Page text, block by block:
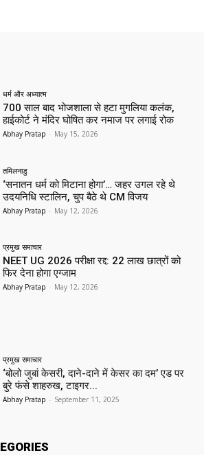
धर्म और अध्यात्म
700 साल बाद भोजशाला से हटा मुगलिया कलंक,
हाईकोर्ट ने मंदिर घोषित कर नमाज पर लगाई रोक
Abhay Pratap - May 15, 2026
तमिलनाडु
‘सनातन धर्म को मिटाना होगा’… जहर उगल रहे थे
उदयनिधि स्टालिन, चुप बैठे थे CM विजय
Abhay Pratap - May 12, 2026
प्रमुख समाचार‎
NEET UG 2026 परीक्षा रद्द: 22 लाख छात्रों को
फिर देना होगा एग्जाम
Abhay Pratap - May 12, 2026
प्रमुख समाचार‎
‘बोलो जुबां केसरी, दाने-दाने में केसर का दम’ एड पर
बुरे फंसे शाहरुख, टाइगर...
Abhay Pratap - September 11, 2025